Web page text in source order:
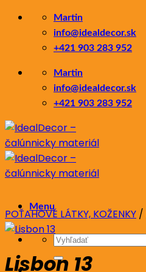
Skip
content
Martin
info@idealdecor.sk
+421 903 283 952
Martin
info@idealdecor.sk
+421 903 283 952
Menu
Hľadať:
POŤAHOVÉ LÁTKY, KOŽENKY /
Lisbon 13